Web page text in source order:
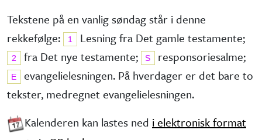
Tekstene på en vanlig søndag står i denne
rekkefølge:
1 Lesning fra Det gamle testa­mente;
2 fra Det nye testa­mente; S responsorie­salme;
E
evangelie­lesningen. På hverdager er det bare to
tekster, medregnet evangelielesningen.
Kalenderen kan lastes ned i elektronisk format